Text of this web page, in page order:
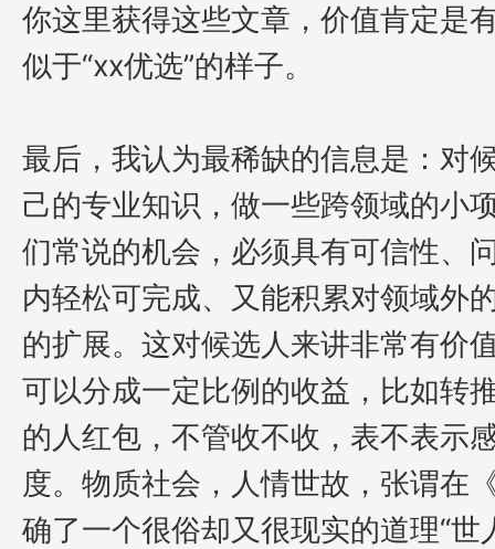
你这里获得这些文章，价值肯定是
似于“xx优选”的样子。
最后，我认为最稀缺的信息是：对
己的专业知识，做一些跨领域的小
们常说的机会，必须具有可信性、
内轻松可完成、又能积累对领域外
的扩展。这对候选人来讲非常有价
可以分成一定比例的收益， 比如转
的人红包，不管收不收，表不表示
度。物质社会，人情世故，张谓在
确了一个很俗却又很现实的道理“世